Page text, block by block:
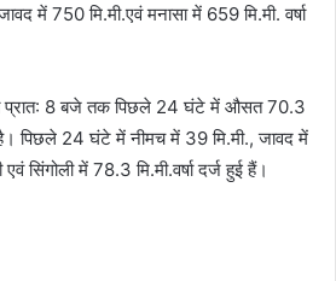
में 750 मि.मी.एवं मनासा में 659 मि.मी. वर्षा
8 बजे तक पिछले 24 घंटे में औसत 70.3
है। पिछले 24 घंटे में नीमच में 39 मि.मी., जावद में
सिंगोली में 78.3 मि.मी.वर्षा दर्ज हुई हैं।